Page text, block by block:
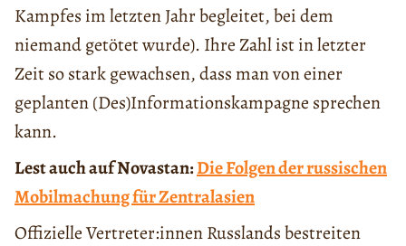
Kampfes im letzten Jahr begleitet, bei dem
niemand getötet wurde). Ihre Zahl ist in letzter
Zeit so stark gewachsen, dass man von einer
geplanten (Des)Informationskampagne sprechen
kann.
Lest auch auf Novastan:Die Folgen der russischen
Mobilmachung für Zentralasien
Offizielle Vertreter:innen Russlands bestreiten